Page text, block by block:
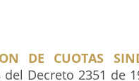
DE CUOTAS
Decreto 2351 de